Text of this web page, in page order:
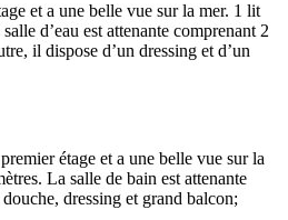
et a une belle vue sur la mer. 1 lit
d’eau est attenante comprenant 2
il dispose d’un dressing et d’un
étage et a une belle vue sur la
La salle de bain est attenante
dressing et grand balcon;